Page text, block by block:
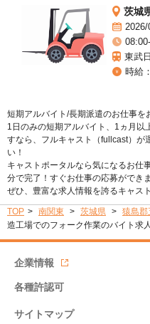
茨城
東武
時給
短期アルバイト/長期派遣のお仕事を
1日のみの短期アルバイト、1ヵ月以
すなら、フルキャスト（fullcast）が
い！
キャストポータルなら気になるお仕
分で完了！すぐお仕事の応募ができま
ぜひ、豊富な求人情報を誇るキャス
TOP 南関東 茨城県 猿島郡
造工場でのフォーク作業のバイト求
企業情報
各種許認可
サイトマップ